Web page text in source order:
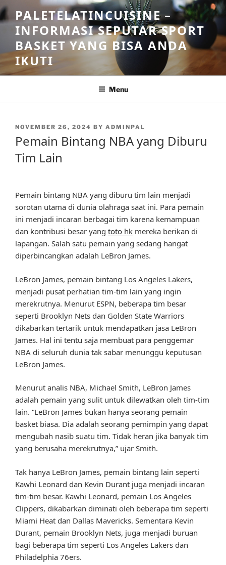
Skip
to
content
PALETELATINCUISINE –
INFORMASI SEPUTAR SPORT
BASKET YANG BISA ANDA
IKUTI
Menu
POSTED
NOVEMBER 26, 2024 BY ADMINPAL
Pemain Bintang NBA yang Diburu
Tim Lain
Pemain bintang NBA yang diburu tim lain menjadi
sorotan utama di dunia olahraga saat ini. Para pemain
ini menjadi incaran berbagai tim karena kemampuan
dan kontribusi besar yang toto hk mereka berikan di
lapangan. Salah satu pemain yang sedang hangat
diperbincangkan adalah LeBron James.
LeBron James, pemain bintang Los Angeles Lakers,
menjadi pusat perhatian tim-tim lain yang ingin
merekrutnya. Menurut ESPN, beberapa tim besar
seperti Brooklyn Nets dan Golden State Warriors
dikabarkan tertarik untuk mendapatkan jasa LeBron
James. Hal ini tentu saja membuat para penggemar
NBA di seluruh dunia tak sabar menunggu keputusan
LeBron James.
Menurut analis NBA, Michael Smith, LeBron James
adalah pemain yang sulit untuk dilewatkan oleh tim-tim
lain. “LeBron James bukan hanya seorang pemain
basket biasa. Dia adalah seorang pemimpin yang dapat
mengubah nasib suatu tim. Tidak heran jika banyak tim
yang berusaha merekrutnya,” ujar Smith.
Tak hanya LeBron James, pemain bintang lain seperti
Kawhi Leonard dan Kevin Durant juga menjadi incaran
tim-tim besar. Kawhi Leonard, pemain Los Angeles
Clippers, dikabarkan diminati oleh beberapa tim seperti
Miami Heat dan Dallas Mavericks. Sementara Kevin
Durant, pemain Brooklyn Nets, juga menjadi buruan
bagi beberapa tim seperti Los Angeles Lakers dan
Philadelphia 76ers.